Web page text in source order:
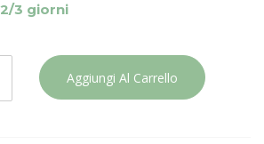
2/3 giorni
Aggiungi Al Carrello